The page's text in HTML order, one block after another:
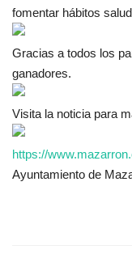
fomentar hábitos
Gracias a todos los
ganadores.
Visita la noticia para
https://
Ayuntamiento de